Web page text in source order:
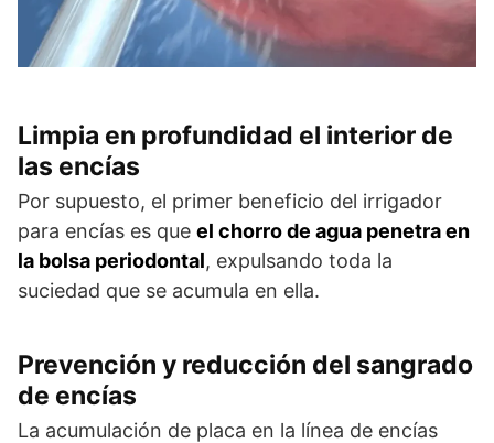
Limpia en profundidad el interior de
las encías
Por supuesto, el primer beneficio del irrigador
para encías es que el chorro de agua penetra en
la bolsa periodontal, expulsando toda la
suciedad que se acumula en ella.
Prevención y reducción del sangrado
de encías
La acumulación de placa en la línea de encías